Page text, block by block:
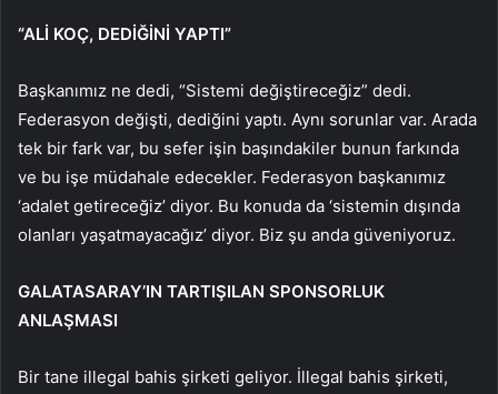
“ALİ KOÇ, DEDİĞİNİ YAPTI”
Başkanımız ne dedi, “Sistemi değiştireceğiz” dedi.
Federasyon değişti, dediğini yaptı. Aynı sorunlar var. Arada
tek bir fark var, bu sefer işin başındakiler bunun farkında
ve bu işe müdahale edecekler. Federasyon başkanımız
‘adalet getireceğiz’ diyor. Bu konuda da ‘sistemin dışında
olanları yaşatmayacağız’ diyor. Biz şu anda güveniyoruz.
GALATASARAY’IN TARTIŞILAN SPONSORLUK
ANLAŞMASI
Bir tane illegal bahis şirketi geliyor. İllegal bahis şirketi,